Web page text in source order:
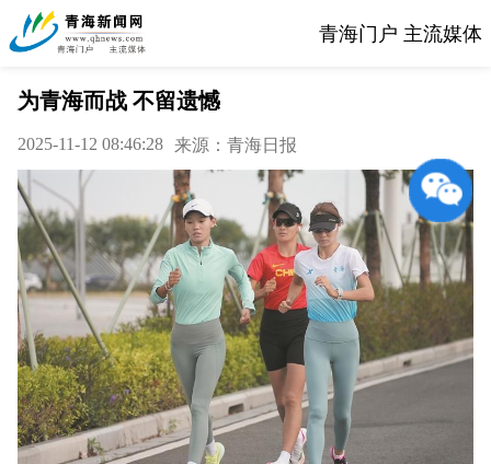
青海门户 主流媒体
为青海而战 不留遗憾
2025-11-12 08:46:28 来源：青海日报